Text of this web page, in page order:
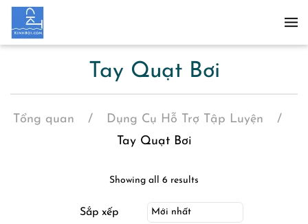
Skip to main content
Tay Quạt Bơi
Tổng quan
Dụng Cụ Hỗ Trợ Tập Luyện
Tay Quạt Bơi
Showing all 6 results
Sắp xếp